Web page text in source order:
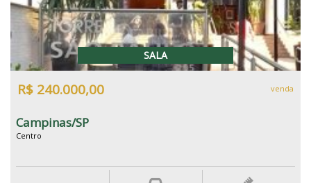
SALA
R$ 240.000,00 venda
Campinas/SP
Centro